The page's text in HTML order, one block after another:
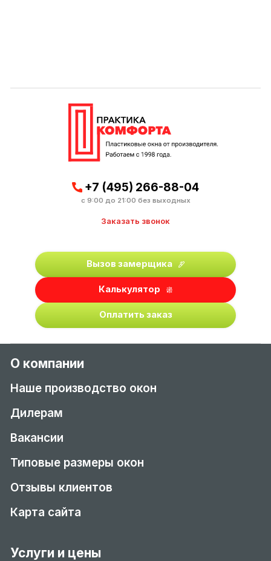
+7 (495) 266-88-04
с 9:00 до 21:00 без выходных
Заказать звонок
Вызов замерщика
Калькулятор
Оплатить заказ
О компании
Наше производство окон
Дилерам
Вакансии
Типовые размеры окон
Отзывы клиентов
Карта сайта
Услуги и цены